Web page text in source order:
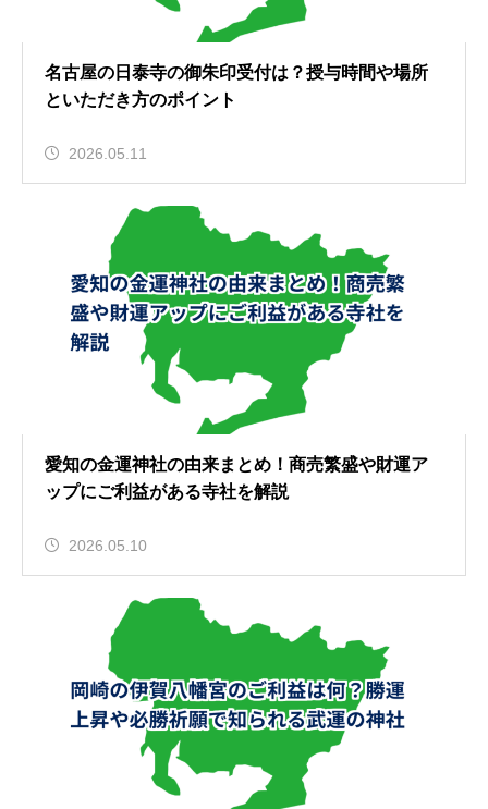
名古屋の日泰寺の御朱印受付は？授与時間や場所
といただき方のポイント
2026.05.11
愛知の金運神社の由来まとめ！商売繁盛や財運ア
ップにご利益がある寺社を解説
2026.05.10